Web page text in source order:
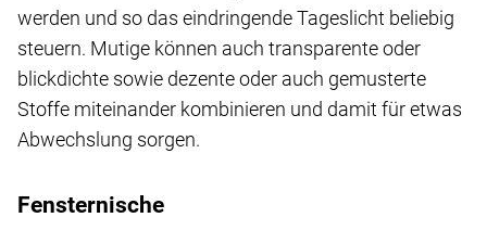
werden und so das eindringende Tageslicht beliebig
steuern. Mutige können auch transparente oder
blickdichte sowie dezente oder auch gemusterte
Stoffe miteinander kombinieren und damit für etwas
Abwechslung sorgen.
Fensternische